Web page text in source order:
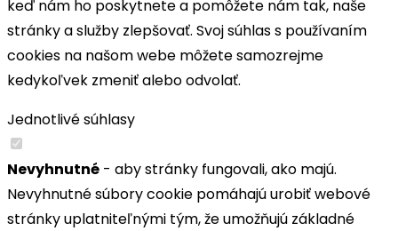
keď nám ho poskytnete a pomôžete nám tak, naše
stránky a služby zlepšovať. Svoj súhlas s používaním
cookies na našom webe môžete samozrejme
kedykoľvek zmeniť alebo odvolať.
Jednotlivé súhlasy
Nevyhnutné - aby stránky fungovali, ako majú.
Nevyhnutné súbory cookie pomáhajú urobiť webové
stránky uplatniteľnými tým, že umožňujú základné